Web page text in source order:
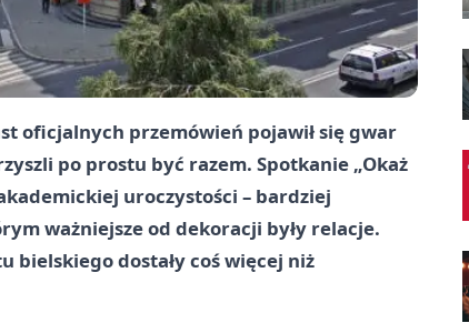
oficjalnych przemówień pojawił się gwar
po prostu być razem. Spotkanie „Okaż
uroczystości – bardziej
ważniejsze od dekoracji były relacje.
bielskiego dostały coś więcej niż